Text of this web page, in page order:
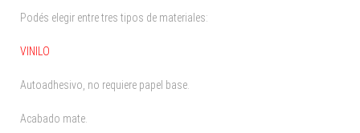
Podés elegir entre tres tipos de materiales:
VINILO
Autoadhesivo, no requiere papel base.
Acabado mate.